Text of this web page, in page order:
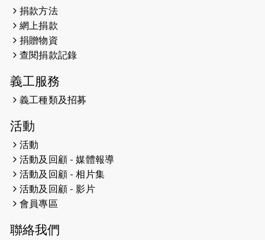
2026-04-25
2026-04-24
2026-04-23
2026-04-19
2026-04-16
猛龍長跑隊恆常練習 - 4月16日
（19:00開始）
2026-04-12
捐款方法
網上捐款
捐贈物資
查閱捐款記錄
義工服務
義工種類及招募
活動
活動
活動及回顧 - 媒體報導
活動及回顧 - 相片集
活動及回顧 - 影片
會員專區
聯絡我們